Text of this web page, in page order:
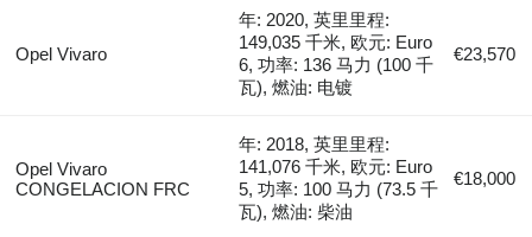
Opel Vivaro
年: 2020, 英里里程:
149,035 千米, 欧元: Euro
6, 功率: 136 马力 (100 千
瓦), 燃油: 电镀
€23,570
Opel Vivaro
CONGELACION FRC
年: 2018, 英里里程:
141,076 千米, 欧元: Euro
5, 功率: 100 马力 (73.5 千
瓦), 燃油: 柴油
€18,000